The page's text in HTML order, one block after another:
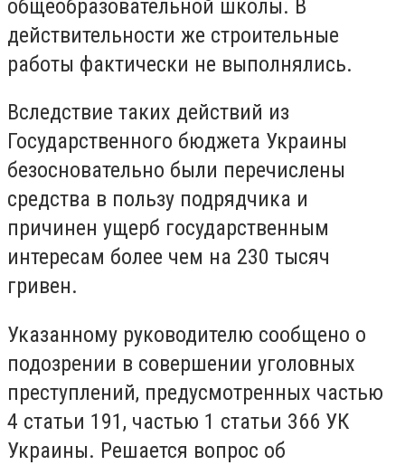
общеобразовательной школы. В
действительности же строительные
работы фактически не выполнялись.
Вследствие таких действий из
Государственного бюджета Украины
безосновательно были перечислены
средства в пользу подрядчика и
причинен ущерб государственным
интересам более чем на 230 тысяч
гривен.
Указанному руководителю сообщено о
подозрении в совершении уголовных
преступлений, предусмотренных частью
4 статьи 191, частью 1 статьи 366 УК
Украины. Решается вопрос об